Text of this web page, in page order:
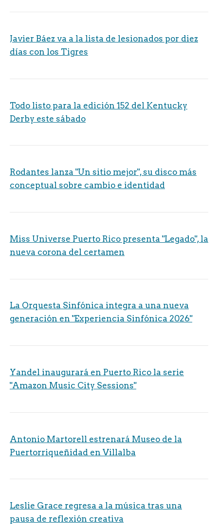
Javier Báez va a la lista de lesionados por diez
días con los Tigres
Todo listo para la edición 152 del Kentucky
Derby este sábado
Rodantes lanza "Un sitio mejor", su disco más
conceptual sobre cambio e identidad
Miss Universe Puerto Rico presenta "Legado", la
nueva corona del certamen
La Orquesta Sinfónica integra a una nueva
generación en "Experiencia Sinfónica 2026"
Yandel inaugurará en Puerto Rico la serie
"Amazon Music City Sessions"
Antonio Martorell estrenará Museo de la
Puertorriqueñidad en Villalba
Leslie Grace regresa a la música tras una
pausa de reflexión creativa